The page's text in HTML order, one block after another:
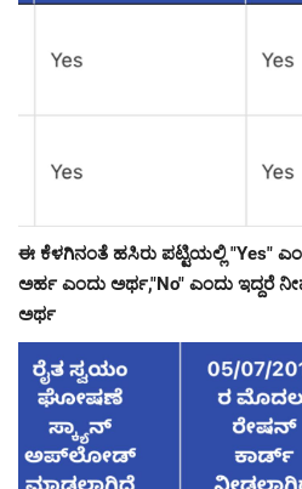
ಈ ಕೆಳಗಿನಂತೆ ಹಸಿರು ಪಟ್ಟಿಯಲ್ಲಿ "Yes"
ಅರ್ಹ ಎಂದು ಅರ್ಥ,"No" ಎಂದು ಇದ್ದರೆ
ಅರ್ಥ